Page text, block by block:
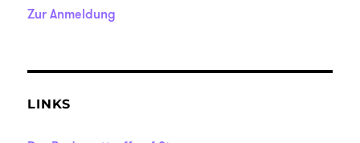
Zur Anmeldung
LINKS